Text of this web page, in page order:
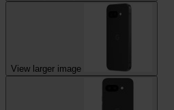
View larger image